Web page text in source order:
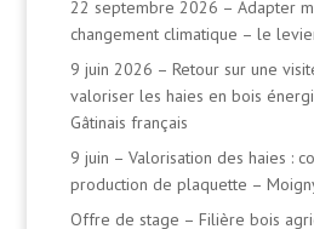
22 septembre 2026 – Adapter
changement climatique – le
9 juin 2026 – Retour sur une
valoriser les haies en bois
Gâtinais français
9 juin – Valorisation des haies :
production de plaquette –
Offre de stage – Filière bois